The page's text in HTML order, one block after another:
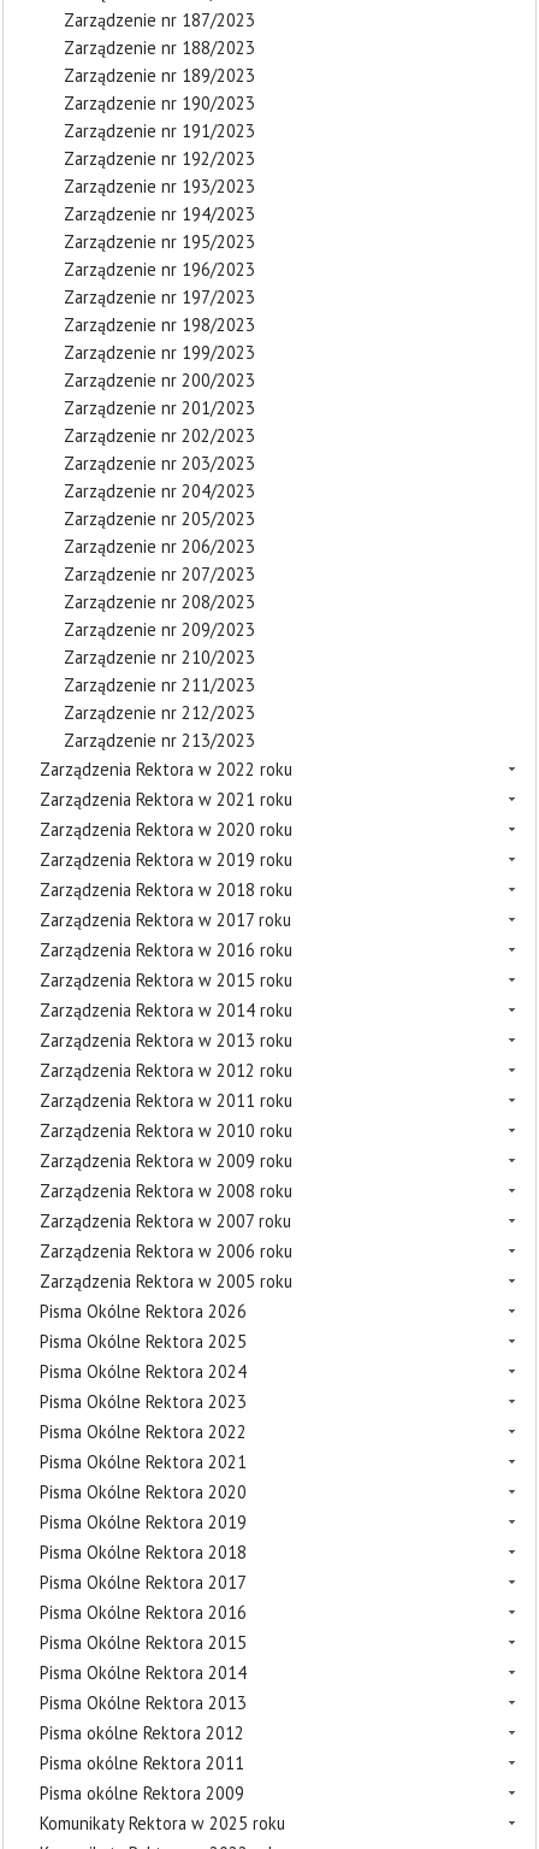
Zarządzenie nr 187/2023
Zarządzenie nr 188/2023
Zarządzenie nr 189/2023
Zarządzenie nr 190/2023
Zarządzenie nr 191/2023
Zarządzenie nr 192/2023
Zarządzenie nr 193/2023
Zarządzenie nr 194/2023
Zarządzenie nr 195/2023
Zarządzenie nr 196/2023
Zarządzenie nr 197/2023
Zarządzenie nr 198/2023
Zarządzenie nr 199/2023
Zarządzenie nr 200/2023
Zarządzenie nr 201/2023
Zarządzenie nr 202/2023
Zarządzenie nr 203/2023
Zarządzenie nr 204/2023
Zarządzenie nr 205/2023
Zarządzenie nr 206/2023
Zarządzenie nr 207/2023
Zarządzenie nr 208/2023
Zarządzenie nr 209/2023
Zarządzenie nr 210/2023
Zarządzenie nr 211/2023
Zarządzenie nr 212/2023
Zarządzenie nr 213/2023
Zarządzenia Rektora w 2022 roku
Zarządzenia Rektora w 2021 roku
Zarządzenia Rektora w 2020 roku
Zarządzenia Rektora w 2019 roku
Zarządzenia Rektora w 2018 roku
Zarządzenia Rektora w 2017 roku
Zarządzenia Rektora w 2016 roku
Zarządzenia Rektora w 2015 roku
Zarządzenia Rektora w 2014 roku
Zarządzenia Rektora w 2013 roku
Zarządzenia Rektora w 2012 roku
Zarządzenia Rektora w 2011 roku
Zarządzenia Rektora w 2010 roku
Zarządzenia Rektora w 2009 roku
Zarządzenia Rektora w 2008 roku
Zarządzenia Rektora w 2007 roku
Zarządzenia Rektora w 2006 roku
Zarządzenia Rektora w 2005 roku
Pisma Okólne Rektora 2026
Pisma Okólne Rektora 2025
Pisma Okólne Rektora 2024
Pisma Okólne Rektora 2023
Pisma Okólne Rektora 2022
Pisma Okólne Rektora 2021
Pisma Okólne Rektora 2020
Pisma Okólne Rektora 2019
Pisma Okólne Rektora 2018
Pisma Okólne Rektora 2017
Pisma Okólne Rektora 2016
Pisma Okólne Rektora 2015
Pisma Okólne Rektora 2014
Pisma Okólne Rektora 2013
Pisma okólne Rektora 2012
Pisma okólne Rektora 2011
Pisma okólne Rektora 2009
Komunikaty Rektora w 2025 roku